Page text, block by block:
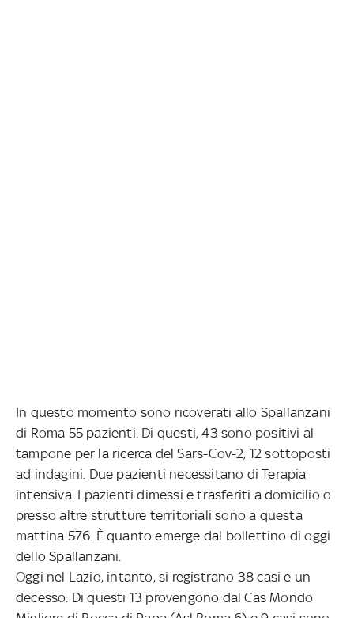
In questo momento sono ricoverati allo Spallanzani
di Roma 55 pazienti. Di questi, 43 sono positivi al
tampone per la ricerca del Sars-Cov-2, 12 sottoposti
ad indagini. Due pazienti necessitano di Terapia
intensiva. I pazienti dimessi e trasferiti a domicilio o
presso altre strutture territoriali sono a questa
mattina 576. È quanto emerge dal bollettino di oggi
dello Spallanzani.
Oggi nel Lazio, intanto, si registrano 38 casi e un
decesso. Di questi 13 provengono dal Cas Mondo